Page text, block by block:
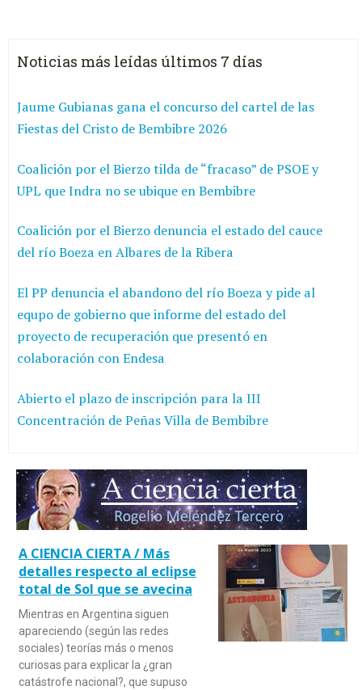
Noticias más leídas últimos 7 días
Jaume Gubianas gana el concurso del cartel de las
Fiestas del Cristo de Bembibre 2026
Coalición por el Bierzo tilda de “fracaso” de PSOE y
UPL que Indra no se ubique en Bembibre
Coalición por el Bierzo denuncia el estado del cauce
del río Boeza en Albares de la Ribera
El PP denuncia el abandono del río Boeza y pide al
equpo de gobierno que informe del estado del
proyecto de recuperación que presentó en
colaboración con Endesa
Abierto el plazo de inscripción para la III
Concentración de Peñas Villa de Bembibre
A CIENCIA CIERTA / Más
detalles respecto al eclipse
total de Sol que se avecina
Mientras en Argentina siguen
apareciendo (según las redes
sociales) teorías más o menos
curiosas para explicar la ¿gran
catástrofe nacional?, que supuso